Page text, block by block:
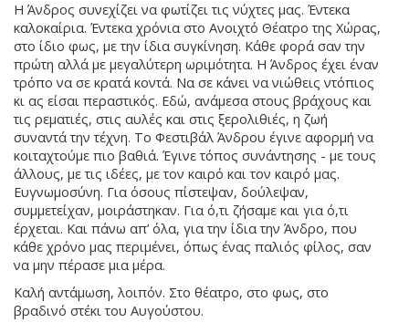
Η Άνδρος συνεχίζει να φωτίζει τις νύχτες μας. Έντεκα
καλοκαίρια. Έντεκα χρόνια στο Ανοιχτό Θέατρο της Χώρας,
στο ίδιο φως, με την ίδια συγκίνηση. Κάθε φορά σαν την
πρώτη αλλά με μεγαλύτερη ωριμότητα. Η Άνδρος έχει έναν
τρόπο να σε κρατά κοντά. Να σε κάνει να νιώθεις ντόπιος
κι ας είσαι περαστικός. Εδώ, ανάμεσα στους βράχους και
τις ρεματιές, στις αυλές και στις ξερολιθιές, η ζωή
συναντά την τέχνη. Το Φεστιβάλ Άνδρου έγινε αφορμή να
κοιταχτούμε πιο βαθιά. Έγινε τόπος συνάντησης - με τους
άλλους, με τις ιδέες, με τον καιρό και τον καιρό μας.
Ευγνωμοσύνη. Για όσους πίστεψαν, δούλεψαν,
συμμετείχαν, μοιράστηκαν. Για ό,τι ζήσαμε και για ό,τι
έρχεται. Και πάνω απ’ όλα, για την ίδια την Άνδρο, που
κάθε χρόνο μας περιμένει, όπως ένας παλιός φίλος, σαν
να μην πέρασε μια μέρα.
Καλή αντάμωση, λοιπόν. Στο θέατρο, στο φως, στο
βραδινό στέκι του Αυγούστου.